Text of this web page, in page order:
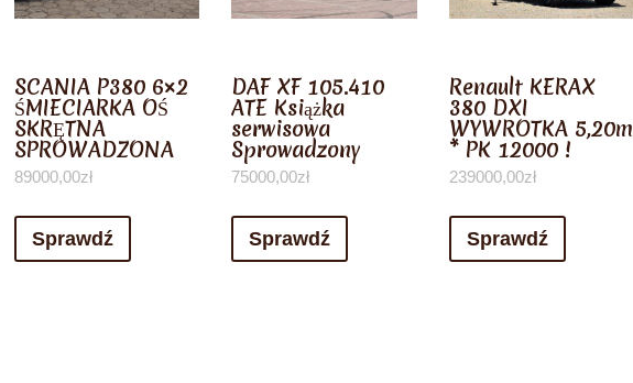
SCANIA P380 6×2
ŚMIECIARKA OŚ
SKRĘTNA
SPROWADZONA
89000,00zł
Sprawdź
DAF XF 105.410
ATE Książka
serwisowa
Sprowadzony
75000,00zł
Sprawdź
Renault KERAX
380 DXI
WYWROTKA 5,20m
* PK 12000 !
239000,00zł
Sprawdź